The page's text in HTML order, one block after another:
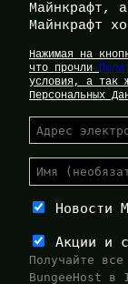
Майнкрафт,
Майнкрафт
Нажимая на
что прочли
условия, а так
Персональных
Новости
Акции и
Получайте
BungeeHost в